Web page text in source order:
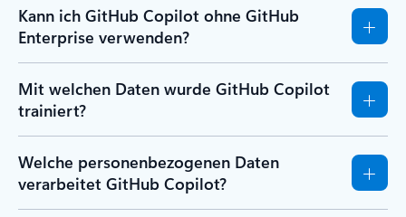
Kann ich GitHub Copilot ohne GitHub
Enterprise verwenden?
Mit welchen Daten wurde GitHub Copilot
trainiert?
Welche personenbezogenen Daten
verarbeitet GitHub Copilot?